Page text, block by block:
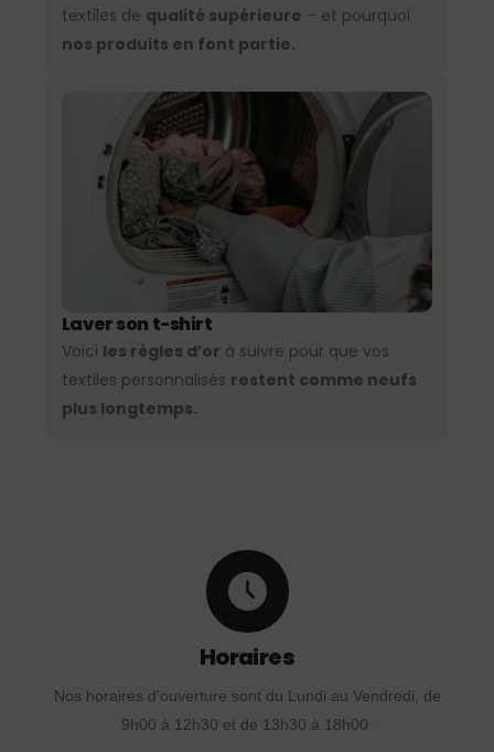
textiles de qualité supérieure – et pourquoi
nos produits en font partie.
Laver son t-shirt
Voici les règles d’or à suivre pour que vos
textiles personnalisés restent comme neufs
plus longtemps.
Horaires
Nos horaires d'ouverture sont du Lundi au Vendredi, de
9h00 à 12h30 et de 13h30 à 18h00.